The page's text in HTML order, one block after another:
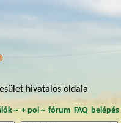
hivatalos oldala
~ + poi~ fórum FAQ belépés